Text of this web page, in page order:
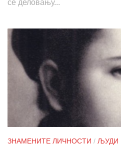
се деловању...
ЗНАМЕНИТЕ ЛИЧНОСТИ / ЉУДИ